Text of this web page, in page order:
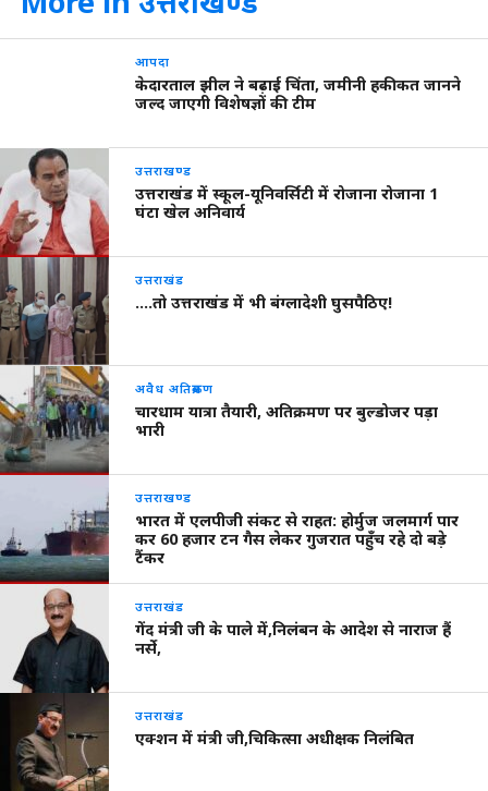
आपदा
केदारताल झील ने बढ़ाई चिंता, जमीनी हकीकत जानने
जल्द जाएगी विशेषज्ञों की टीम
उत्तराखण्ड
उत्तराखंड में स्कूल-यूनिवर्सिटी में रोजाना रोजाना 1
घंटा खेल अनिवार्य
उत्तराखंड
….तो उत्तराखंड में भी बंग्लादेशी घुसपैठिए!
अवैध अतिक्रमण
चारधाम यात्रा तैयारी, अतिक्रमण पर बुल्डोजर पड़ा
भारी
उत्तराखण्ड
भारत में एलपीजी संकट से राहत: होर्मुज जलमार्ग पार
कर 60 हजार टन गैस लेकर गुजरात पहुँच रहे दो बड़े
टैंकर
उत्तराखंड
गेंद मंत्री जी के पाले में,निलंबन के आदेश से नाराज हैं
नर्से,
उत्तराखंड
एक्शन में मंत्री जी,चिकित्सा अधीक्षक निलंबित